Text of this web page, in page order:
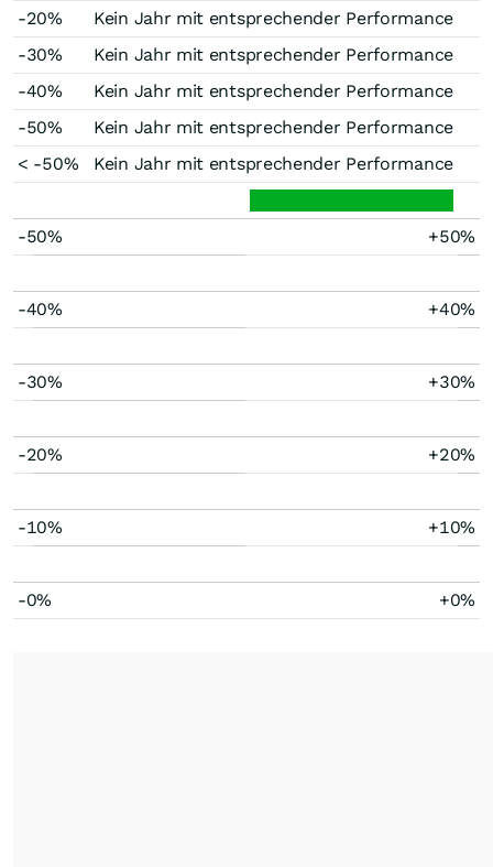
-20%
Kein Jahr mit entsprechender Performance
-30%
Kein Jahr mit entsprechender Performance
-40%
Kein Jahr mit entsprechender Performance
-50%
Kein Jahr mit entsprechender Performance
< -50%
Kein Jahr mit entsprechender Performance
-50% +50%
-40% +40%
-30% +30%
-20% +20%
-10% +10%
-0% +0%